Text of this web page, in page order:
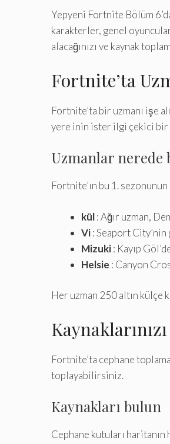
Yepyeni Fortnite Bölüm
karakterler, genel
alacağınızı ve kaynak
Fortnite’ta
Fortnite’ta bir uzmanı işe
yere inin ister ilgi çekici bir
Uzmanlar nerede
Fortnite’ın bu 1.
kül: Ağır uzman,
Vi: Seaport City’nin
Mizuki: Kayıp
Helsie : Canyon
Her uzman 250 altın külçe
Fortnite’ta cephane
toplayabilirsiniz.
Kaynakları bulun
Cephane kutuları haritanın